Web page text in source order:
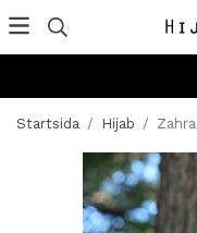
Startsida / Hijab /